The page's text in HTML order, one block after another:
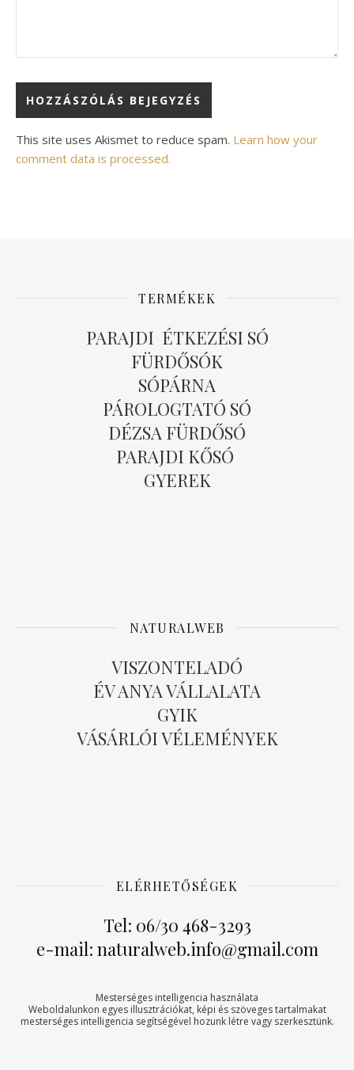
Alternative:
This site uses Akismet to reduce spam. Learn how your
comment data is processed.
TERMÉKEK
PARAJDI ÉTKEZÉSI SÓ
FÜRDŐSÓK
SÓPÁRNA
PÁROLOGTATÓ SÓ
DÉZSA FÜRDŐSÓ
PARAJDI KŐSÓ
GYEREK
NATURALWEB
VISZONTELADÓ
ÉV ANYA VÁLLALATA
GYIK
VÁSÁRLÓI VÉLEMÉNYEK
ELÉRHETŐSÉGEK
Tel: 06/30 468-3293
e-mail: naturalweb.info@gmail.com
Mesterséges intelligencia használata
Weboldalunkon egyes illusztrációkat, képi és szöveges tartalmakat
mesterséges intelligencia segítségével hozunk létre vagy szerkesztünk.